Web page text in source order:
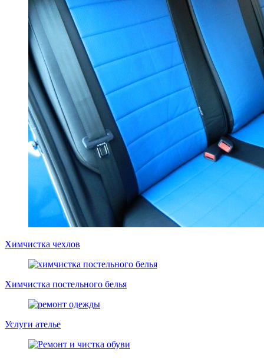
Окончательная стоимость химчистки зависит от размера
изделия и вида меха. Возможна очистка искусственных
меховых шуб.
Химчистка шуб и прочих изделий позволяет поддерживать их
чистоту и отличный внешний вид — ведь постирать их
бытовых условиях крайне сложно. А благодаря удобному
расположению наших ателье во всех районах Казани и их
рабочему графику без перерывов и выходных доставить их в
химчистку не составит труда. Обработанное изделие вернется
к вам в самые короткие сроки.
Химчистки “Профи Мастер” в Казани гарантируют
качественную очистку и полную сохранность
предоставляемых шуб и прочих меховых вещей. Мы
используем самые современные средства и надежное
оборудование.
Химчистка чехлов
Химчистка постельного белья
Услуги ателье